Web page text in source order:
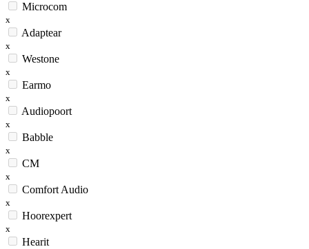
Microcom
x
Adaptear
x
Westone
x
Earmo
x
Audiopoort
x
Babble
x
CM
x
Comfort Audio
x
Hoorexpert
x
Hearit